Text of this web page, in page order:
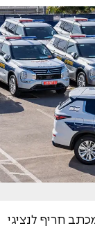
חריף לנציגי